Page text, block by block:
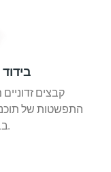
קבצים
התפשטות של
בבידוד או למחוק אותם.